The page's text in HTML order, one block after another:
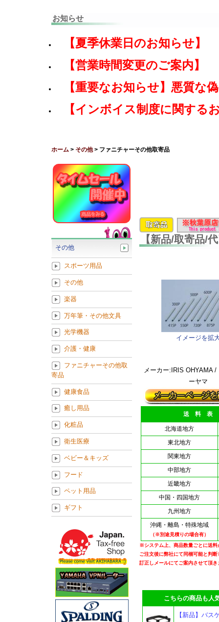
お知らせ
【夏季休業日のお知らせ】
【営業時間変更のご案内】
【重要なお知らせ】悪質な
【インボイス制度に関する
ホーム > その他> ファニチャーその他取寄品
【新品/取寄品/
イメージを拡
メーカー:IRIS OHYAMA /
ーヤマ
送 料 表
北海道地方
東北地方
関東地方
中部地方
近畿地方
中国・四国地方
九州地方
沖縄・離島・特殊地域
（※別途見積りの場合有）
※システム上、商品数量ごとに送料
ご注文後に弊社にて同梱可能と判
訂正しメールにてご案内させて頂き
こちらの商品も人気
【新品】バ
その他
スポーツ用品
その他
楽器
万年筆・その他文具
光学機器
介護・健康
ファニチャーその他取
寄品
健康食品
癒し用品
化粧品
衛生医療
ベビー＆キッズ
フード
ペット用品
ギフト